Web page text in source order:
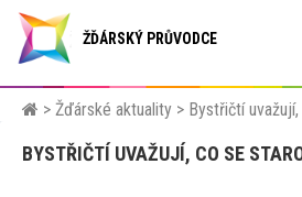
ŽĎÁRSKÝ PRŮVODCE
> Žďárské aktuality > Bystřičtí
BYSTŘIČTÍ UVAŽUJÍ, CO SE